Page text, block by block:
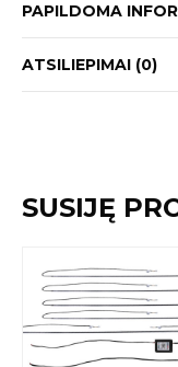
PAPILDOMA
ATSILIEPIMAI (0)
SUSIJĘ